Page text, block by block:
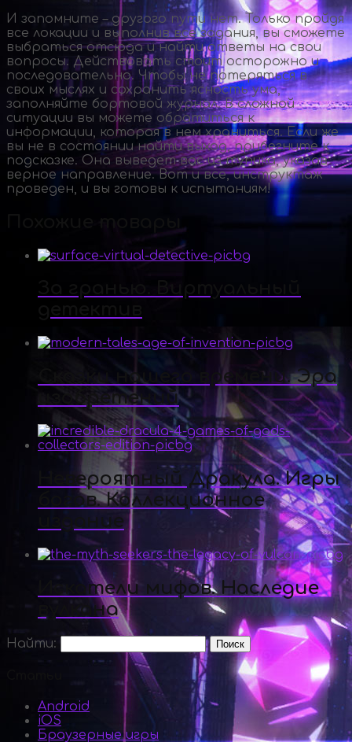
И запомните – другого пути нет. Только пройдя
все локации и выполнив все задания, вы сможете
выбраться отсюда и найти ответы на свои
вопросы. Действовать стоит осторожно и
последовательно. Чтобы не потеряться в
своих мыслях и сохранить ясность ума,
заполняйте бортовой журнал. В сложной
ситуации вы можете обратиться к
информации, которая в нем храниться. Если же
вы не в состоянии найти выход, прибегните к
подсказке. Она выведет вас из тупика, указав
верное направление. Вот и все, инструктаж
проведен, и вы готовы к испытаниям!
Сказки нашего времени. Эра
изобретений
Невероятный Дракула. Игры
богов. Коллекционное
издание
Искатели мифов. Наследие
вулкана
Найти:
Android
iOS
Браузерные игры